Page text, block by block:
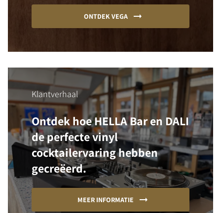
ONTDEK VEGA
Klantverhaal
Ontdek hoe HELLA Bar en DALI
de perfecte vinyl
cocktailervaring hebben
gecreëerd.
MEER INFORMATIE